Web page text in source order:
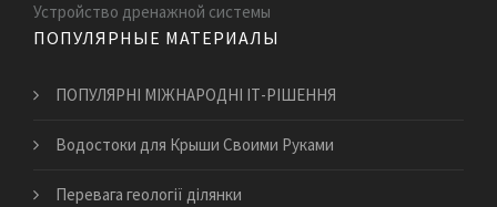
Устройство дренажной системы
ПОПУЛЯРНЫЕ МАТЕРИАЛЫ
ПОПУЛЯРНІ МІЖНАРОДНІ ІТ-РІШЕННЯ
Водостоки для Крыши Своими Руками
​Перевага геології ділянки